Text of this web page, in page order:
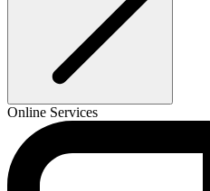
Online Services